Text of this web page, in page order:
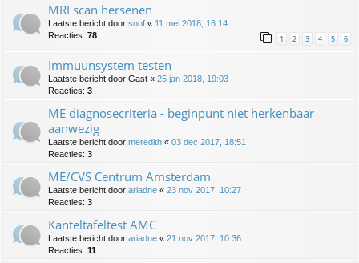
MRI scan hersenen
Laatste bericht door soof « 11 mei 2018, 16:14
Reacties: 78 1 2 3 4 5 6
Immuunsystem testen
Laatste bericht door Gast « 25 jan 2018, 19:03
Reacties: 3
ME diagnosecriteria - beginpunt niet herkenbaar
aanwezig
Laatste bericht door meredith « 03 dec 2017, 18:51
Reacties: 3
ME/CVS Centrum Amsterdam
Laatste bericht door ariadne « 23 nov 2017, 10:27
Reacties: 3
Kanteltafeltest AMC
Laatste bericht door ariadne « 21 nov 2017, 10:36
Reacties: 11